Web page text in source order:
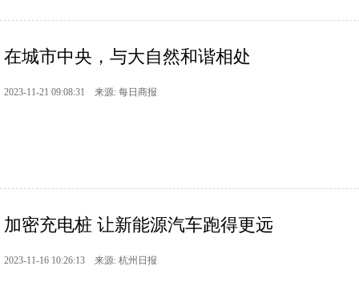
在城市中央，与大自然和谐相处
2023-11-21 09:08:31 来源: 每日商报
加密充电桩 让新能源汽车跑得更远
2023-11-16 10:26:13 来源: 杭州日报